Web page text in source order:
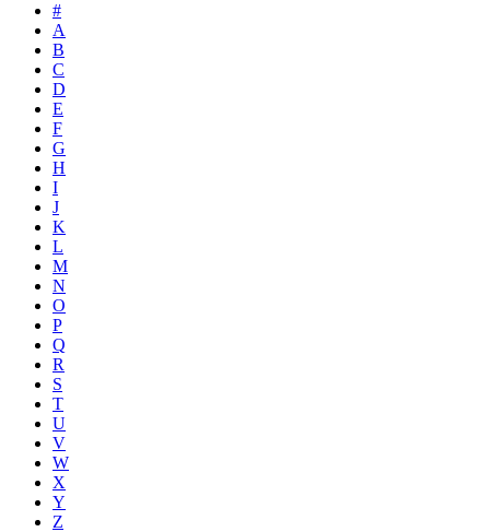
#
A
B
C
D
E
F
G
H
I
J
K
L
M
N
O
P
Q
R
S
T
U
V
W
X
Y
Z